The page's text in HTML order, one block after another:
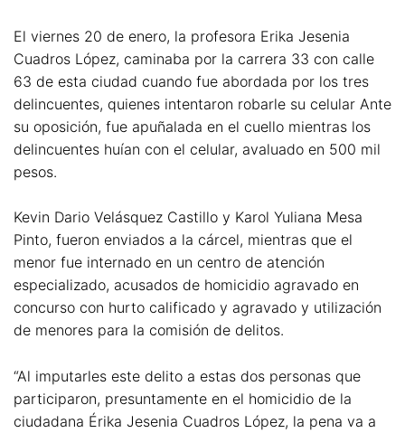
El viernes 20 de enero, la profesora Erika Jesenia
Cuadros López, caminaba por la carrera 33 con calle
63 de esta ciudad cuando fue abordada por los tres
delincuentes, quienes intentaron robarle su celular Ante
su oposición, fue apuñalada en el cuello mientras los
delincuentes huían con el celular, avaluado en 500 mil
pesos.
Kevin Dario Velásquez Castillo y Karol Yuliana Mesa
Pinto, fueron enviados a la cárcel, mientras que el
menor fue internado en un centro de atención
especializado, acusados de homicidio agravado en
concurso con hurto calificado y agravado y utilización
de menores para la comisión de delitos.
“Al imputarles este delito a estas dos personas que
participaron, presuntamente en el homicidio de la
ciudadana Érika Jesenia Cuadros López, la pena va a